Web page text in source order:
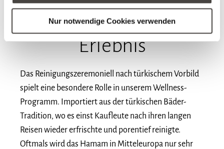
Nur notwendige Cookies verwenden
Hamam-
Erlebnis
Das Reinigungszeremoniell nach türkischem Vorbild
spielt eine besondere Rolle in unserem Wellness-
Programm. Importiert aus der türkischen Bäder-
Tradition, wo es einst Kaufleute nach ihren langen
Reisen wieder erfrischte und porentief reinigte.
Oftmals wird das Hamam in Mitteleuropa nur sehr